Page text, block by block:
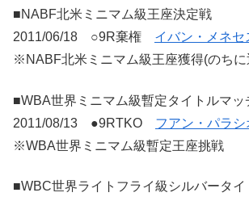
■NABF北米ミニマム級王座決定戦
2011/06/18 ○9R棄権 イバン・メネセ
※NABF北米ミニマム級王座獲得(のちに
■WBA世界ミニマム級暫定タイトルマッ
2011/08/13 ●9RTKO フアン・パラ
※WBA世界ミニマム級暫定王座挑戦
■WBC世界ライトフライ級シルバータイ